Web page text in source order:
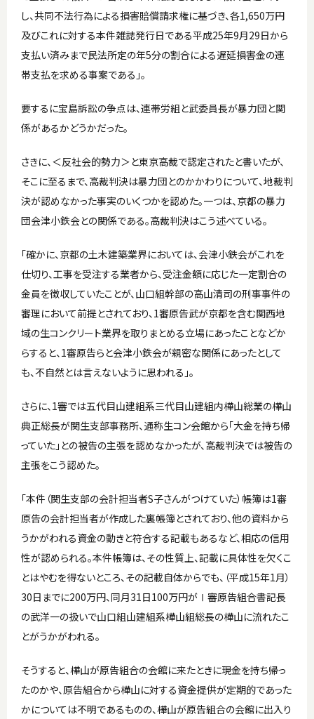
し、共同不法行為による損害賠償請求権に基づき、各1,650万円
及びこれに対する本件雑誌発行日である平成25年9月29日から
支払い済みまで民法所定の年5分の割合による遅延損害金の連
帯支払を求める事案である」。
要するに宝島訴訟の争点は、連帯労組と武委員長が暴力団と関
係があるかどうかだった。
さきに、＜反社会的勢力＞と東京高裁で認定されたと書いたが、
そこに至るまで、高裁判決は暴力団とのかかわりについて、地裁判
決が認めなかった事実のいくつかを認めた。一つは、京都の暴力
団会津小鉄会との関係である。高裁判決はこう述べている。
「確かに、京都の土木建築業界においては、会津小鉄会がこれを
仕切り、工事を受注する業者から、受注金額に応じた一定割合の
金員を徴収していたことが、山口組幹部の高山清司の刑事事件の
審理において前提とされており、1審原告武が京都を含む関西地
域の生コンクリート業界を取りまとめる立場にあったことなどか
らすると、1審原告らと会津小鉄会が親密な関係にあったとして
も、不自然とは言えないように思われる」。
さらに、1審では五代目山建組系三代目山建組内樺山総業の樺山
典正総長が関生支部事務所、通称生コン会館から「大金を持ち帰
っていた」との被告の主張を認めなかったが、高裁判決では被告の
主張をこう認めた。
「本件（関生支部の会計担当者S子さんがつけていた）帳簿は1審
原告の会計担当者が作成した裏帳簿とされており、他の資料から
うかがわれる資金の動きと符合する記載もあるなど、相応の信用
性が認められる。本件帳簿は、その性質上、記載に具体性を欠くこ
とはやむを得ないところ、その記載自体からでも、（平成15年1月）
30日までに200万円、同月31日100万円がⅠ審原告組合書記長
の武洋一の扱いで山口組山建組系樺山組総長の樺山に流れたこ
とがうかがわれる。
そうすると、樺山が原告組合の会館に来たときに現金を持ち帰っ
たのかや、原告組合から樺山に対する資金提供が定期的であった
かについては不明であるものの、樺山が原告組合の会館に出入り